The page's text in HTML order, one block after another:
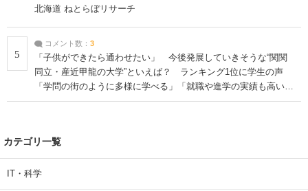
北海道 ねとらぼリサーチ
5
コメント数： 3
「子供ができたら通わせたい」 今後発展していきそうな“関関
同立・産近甲龍の大学”といえば？ ランキング1位に学生の声
「学問の街のように多様に学べる」「就職や進学の実績も高い」
| 大学 ねとらぼリサーチ
カテゴリ一覧
IT・科学